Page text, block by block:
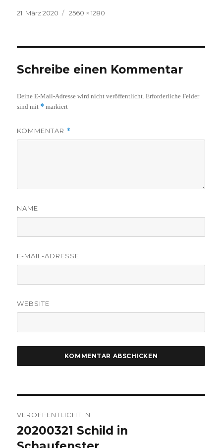
Veröffentlicht
21. März 2020
Volle
2560 × 1280
Schreibe einen Kommentar
Deine E-Mail-Adresse wird nicht veröffentlicht. Erforderliche Felder
sind mit * markiert
KOMMENTAR *
NAME
E-MAIL-ADRESSE
WEBSITE
VERÖFFENTLICHT IN
20200321 Schild in